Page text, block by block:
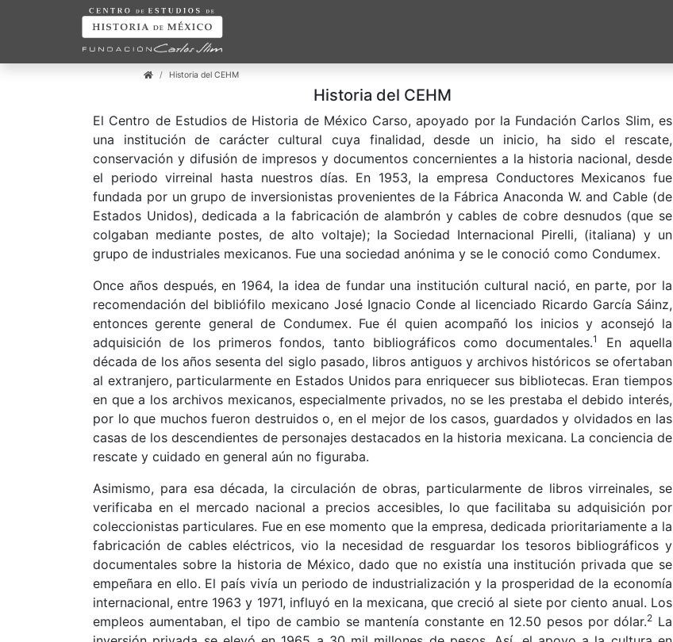
Historia del CEHM
Historia del CEHM
​El Centro de Estudios de Historia de México Carso, apoyado por la Fundación Carlos Slim, es
una institución de carácter cultural cuya finalidad, desde un inicio, ha sido el rescate,
conservación y difusión de impresos y documentos concernientes a la historia nacional, desde
el periodo virreinal hasta nuestros días. En 1953, la empresa Conductores Mexicanos fue
fundada por un grupo de inversionistas provenientes de la Fábrica Anaconda W. and Cable (de
Estados Unidos), dedicada a la fabricación de alambrón y cables de cobre desnudos (que se
colgaban mediante postes, de alto voltaje); la Sociedad Internacional Pirelli, (italiana) y un
grupo de industriales mexicanos. Fue una sociedad anónima y se le conoció como Condumex.
Once años después, en 1964, la idea de fundar una institución cultural nació, en parte, por la
recomendación del bibliófilo mexicano José Ignacio Conde al licenciado Ricardo García Sáinz,
entonces gerente general de Condumex. Fue él quien acompañó los inicios y aconsejó la
adquisición de los primeros fondos, tanto bibliográficos como documentales.1
En aquella
década de los años sesenta del siglo pasado, libros antiguos y archivos históricos se ofertaban
al extranjero, particularmente en Estados Unidos para enriquecer sus bibliotecas. Eran tiempos
en que a los archivos mexicanos, especialmente privados, no se les prestaba el debido interés,
por lo que muchos fueron destruidos o, en el mejor de los casos, guardados y olvidados en las
casas de los descendientes de personajes destacados en la historia mexicana. La conciencia de
rescate y cuidado en general aún no figuraba.
Asimismo, para esa década, la circulación de obras, particularmente de libros virreinales, se
verificaba en el mercado nacional a precios accesibles, lo que facilitaba su adquisición por
coleccionistas particulares. Fue en ese momento que la empresa, dedicada prioritariamente a la
fabricación de cables eléctricos, vio la necesidad de resguardar los tesoros bibliográficos y
documentales sobre la historia de México, dado que no existía una institución privada que se
empeñara en ello. El país vivía un periodo de industrialización y la prosperidad de la economía
internacional, entre 1963 y 1971, influyó en la mexicana, que creció al siete por ciento anual. Los
empleos aumentaban, el tipo de cambio se mantenía constante en 12.50 pesos por dólar.2 La